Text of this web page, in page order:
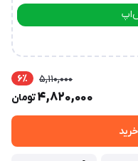
5,110,000 6٪
4,820,000تومان